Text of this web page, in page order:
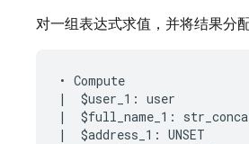
对一组表达式求值，并将结果分
• Compute
|  $user_1: user
|  $full_name_1:
|  $address_1: UNSET